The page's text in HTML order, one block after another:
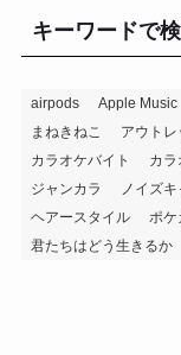
キーワードで
airpods Apple Music
まねきねこ
アウト
カラオケバイト
カラ
ジャンカラ
ノイズ
ヘアースタイル
ポケ
君たちはどう生きるか